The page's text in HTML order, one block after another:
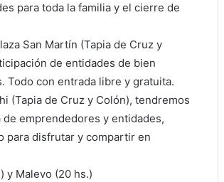
para toda la familia y el cierre de
San Martín (Tapia de Cruz y
de entidades de bien
Todo con entrada libre y gratuita.
(Tapia de Cruz y Colón), tendremos
emprendedores y entidades,
para disfrutar y compartir en
y Malevo (20 hs.)